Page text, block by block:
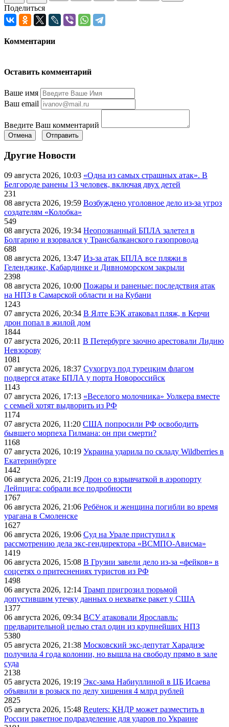
Поделиться
Комментарии
Оставить комментарий
Ваше имя
Ваш email
Введите Ваш комментарий
Отмена Отправить
Другие Новости
09 августа 2026, 10:03 «Одна из самых страшных атак». В
Белгороде ранены 13 человек, включая двух детей
231
08 августа 2026, 19:59 Возбуждено уголовное дело из-за угроз
создателям «Колобка»
549
08 августа 2026, 19:34 Неопознанный БПЛА залетел в
Болгарию и взорвался у Трансбалканского газопровода
688
08 августа 2026, 13:47 Из-за атак БПЛА все пляжи в
Геленджике, Кабардинке и Дивноморском закрыли
2398
08 августа 2026, 10:00 Пожары и раненые: последствия атак
на НПЗ в Самарской области и на Кубани
1243
07 августа 2026, 20:34 В Ялте БЭК атаковал пляж, в Керчи
дрон попал в жилой дом
1844
07 августа 2026, 20:11 В Петербурге заочно арестовали Лидию
Невзорову
1081
07 августа 2026, 18:37 Сухогруз под турецким флагом
подвергся атаке БПЛА у порта Новороссийск
1143
07 августа 2026, 17:13 «Веселого молочника» Уолкера вместе
с семьей хотят выдворить из РФ
1174
07 августа 2026, 11:20 США попросили РФ освободить
бывшего морпеха Гилмана: он при смерти?
1168
07 августа 2026, 10:19 Украина ударила по складу Wildberries в
Екатеринбурге
1442
06 августа 2026, 21:19 Дрон со взрывчаткой в аэропорту
Лейпцига: собрали все подробности
1767
06 августа 2026, 21:06 Ребёнок и женщина погибли во время
урагана в Смоленске
1627
06 августа 2026, 19:06 Суд на Урале приступил к
рассмотрению дела экс-гендиректора «ВСМПО-Ависма»
1419
06 августа 2026, 15:08 В Грузии завели дело из-за «фейков» в
соцсетях о притеснениях туристов из РФ
1498
06 августа 2026, 12:14 Трамп пригрозил тюрьмой
допустившим утечку данных о нехватке ракет у США
1377
06 августа 2026, 09:34 ВСУ атаковали Ярославль:
предварительной целью стал один из крупнейших НПЗ
5380
05 августа 2026, 21:38 Московский экс-депутат Харадизе
получила 4 года колонии, но вышла на свободу прямо в зале
суда
2138
05 августа 2026, 19:19 Экс-зама Набиуллиной в ЦБ Исаева
объявили в розыск по делу хищения 4 млрд рублей
2825
05 августа 2026, 15:48 Reuters: КНДР может разместить в
России ракетное подразделение для ударов по Украине